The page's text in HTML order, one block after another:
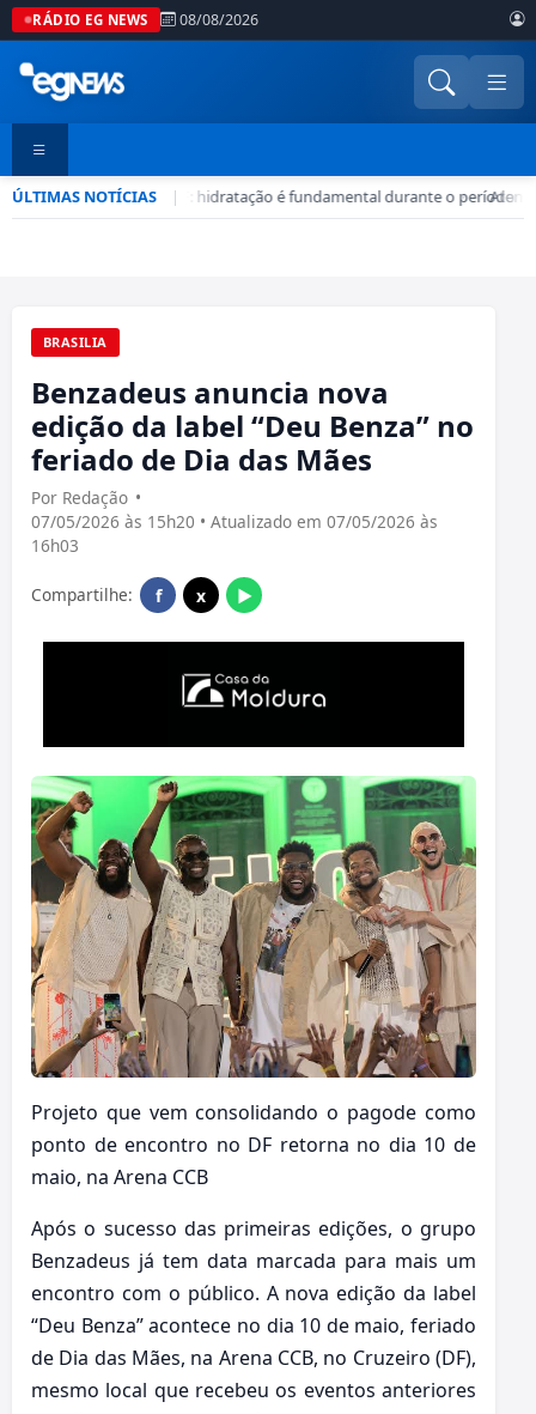
RÁDIO EG NEWS 08/08/2026
ÚLTIMAS NOTÍCIAS |
Seca no DF: hidratação é fundamental durante o período
•
BRASILIA
Benzadeus anuncia nova
edição da label “Deu Benza” no
feriado de Dia das Mães
Por Redação •
07/05/2026 às 15h20 • Atualizado em 07/05/2026 às
16h03
Compartilhe: f x ▶
Projeto que vem consolidando o pagode como
ponto de encontro no DF retorna no dia 10 de
maio, na Arena CCB
Após o sucesso das primeiras edições, o grupo
Benzadeus já tem data marcada para mais um
encontro com o público. A nova edição da label
“Deu Benza” acontece no dia 10 de maio, feriado
de Dia das Mães, na Arena CCB, no Cruzeiro (DF),
mesmo local que recebeu os eventos anteriores